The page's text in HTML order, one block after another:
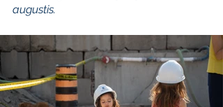
augustis.